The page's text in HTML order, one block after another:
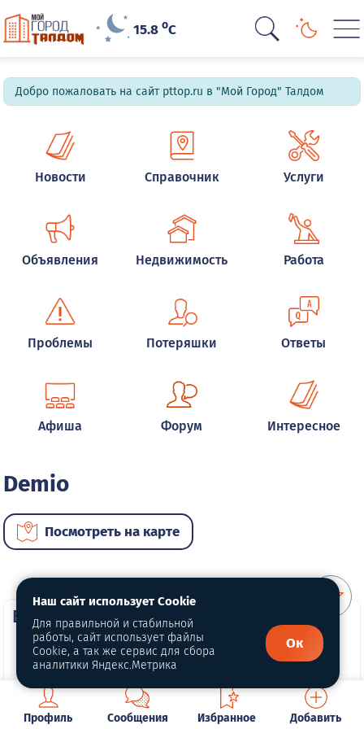
15.8oC
Добро пожаловать на сайт pttop.ru в "Мой Город" Талдом
Новости Справочник Услуги
Объявления Недвижимость Работа
Проблемы Потеряшки Ответы
Афиша Форум Интересное
Demio
Посмотреть на карте
ВИП автомобили
Профиль Сообщения Избранное Добавить
Наш сайт использует Cookie
Для правильной и стабильной
работы, сайт использует файлы
Cookie, а так же сервис для сбора
аналитики Яндекс.Метрика
Ок